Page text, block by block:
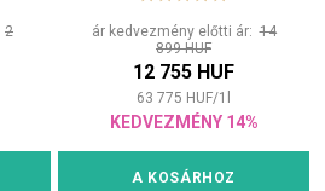
2
ár kedvezmény előtti ár:14
899 HUF
12 755 HUF
63 775 HUF/1
KEDVEZMÉNY 14%
A KOSÁRHOZ